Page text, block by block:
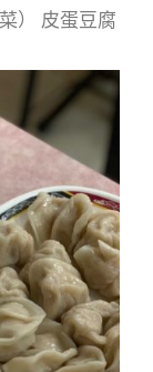
） 皮蛋豆腐